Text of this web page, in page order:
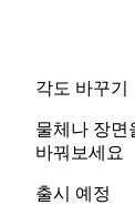
각도 바꾸기
물체나 장면
바꿔보세요
출시 예정